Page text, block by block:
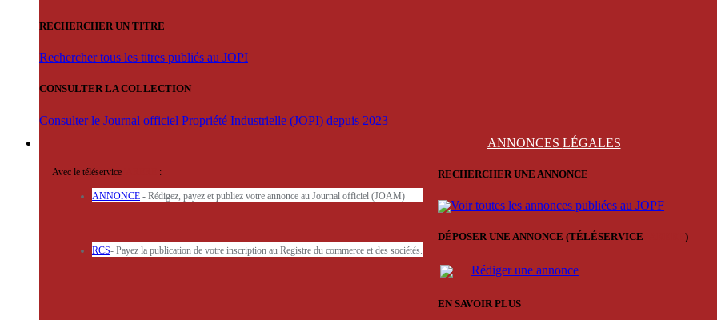
RECHERCHER UN TITRE
Rechercher tous les titres publiés au JOPI
CONSULTER LA COLLECTION
Consulter le Journal officiel Propriété Industrielle (JOPI) depuis 2023
ANNONCES LÉGALES
Avec le téléservice :
ANNONCE - Rédigez, payez et publiez votre annonce au Journal officiel (JOAM)
RCS- Payez la publication de votre inscription au Registre du commerce et des sociétés.
RECHERCHER UNE ANNONCE
Voir toutes les annonces publiées au JOPF
DÉPOSER UNE ANNONCE (TÉLÉSERVICE )
Rédiger une annonce
EN SAVOIR PLUS